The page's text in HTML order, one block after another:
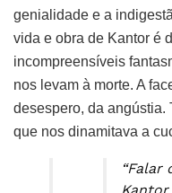
genialidade e a
vida e obra de Kantor é
incompreensíveis
nos levam à morte. A
desespero, da angústia.
que nos dinamitava a
“Falar